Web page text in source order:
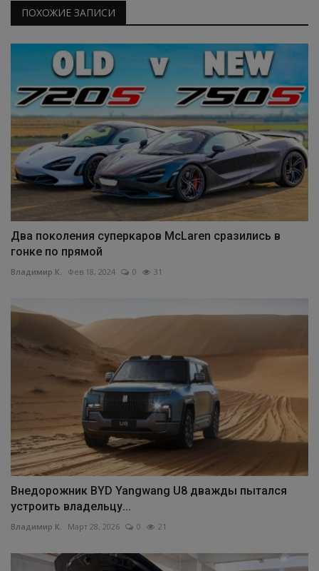
ПОХОЖИЕ ЗАПИСИ
Два поколения суперкаров McLaren сразились в
гонке по прямой
Владимир К. Фев 18, 2024 0 31
Внедорожник BYD Yangwang U8 дважды пытался
устроить владельцу...
Владимир К. Март 28, 2026 0 21